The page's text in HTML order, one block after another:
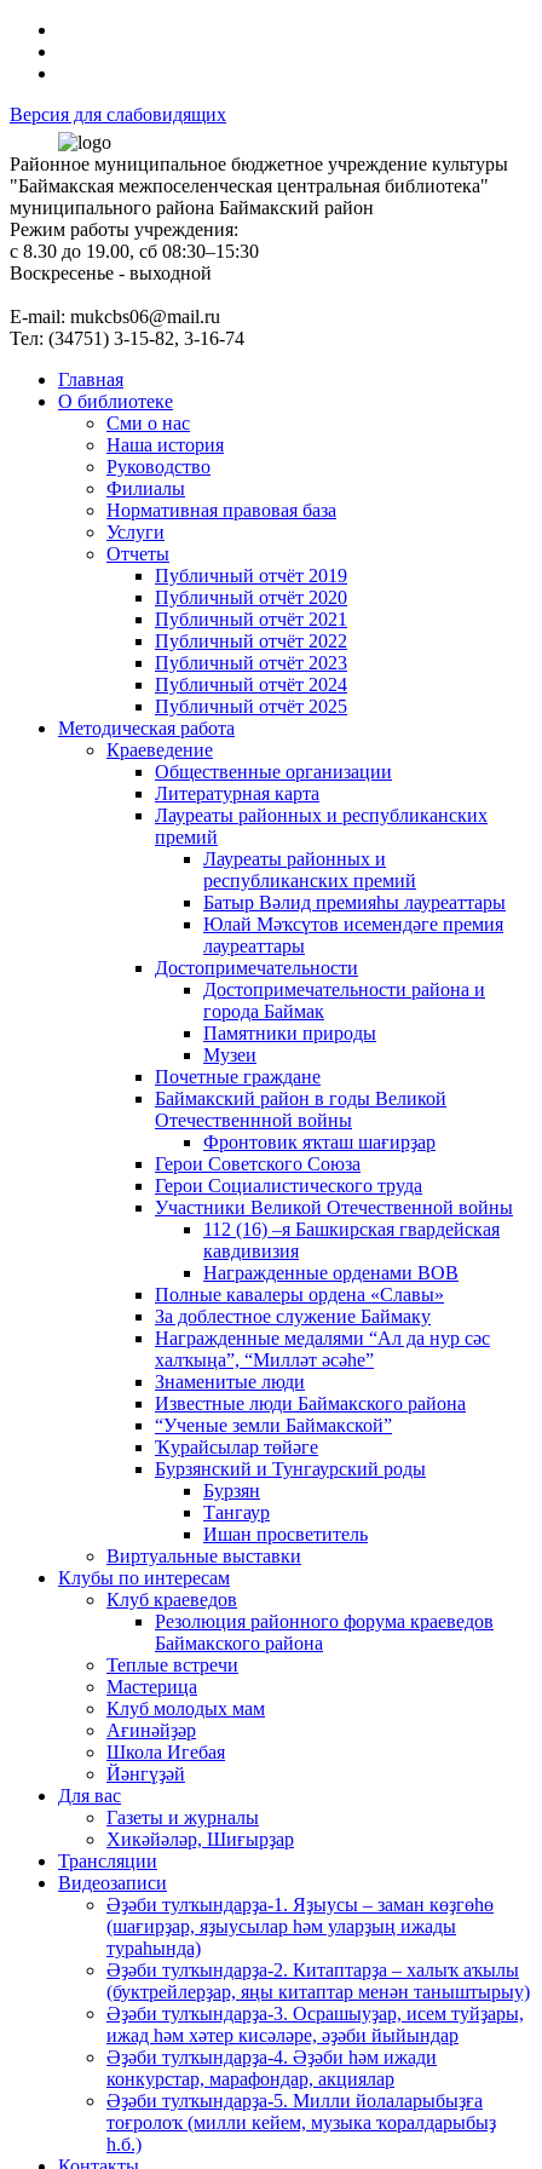
Версия для слабовидящих
Районное муниципальное бюджетное учреждение культуры
"Баймакская межпоселенческая центральная библиотека"
муниципального района Баймакский район
Режим работы учреждения:
с 8.30 до 19.00, сб 08:30–15:30
Воскресенье - выходной
Е-mail: mukcbs06@mail.ru
Тел: (34751) 3-15-82, 3-16-74
Главная
О библиотеке
Сми о нас
Наша история
Руководство
Филиалы
Нормативная правовая база
Услуги
Отчеты
Публичный отчёт 2019
Публичный отчёт 2020
Публичный отчёт 2021
Публичный отчёт 2022
Публичный отчёт 2023
Публичный отчёт 2024
Публичный отчёт 2025
Методическая работа
Краеведение
Общественные организации
Литературная карта
Лауреаты районных и республиканских
премий
Лауреаты районных и
республиканских премий
Батыр Вәлид премияһы лауреаттары
Юлай Мәҡсүтов исемендәге премия
лауреаттары
Достопримечательности
Достопримечательности района и
города Баймак
Памятники природы
Музеи
Почетные граждане
Баймакский район в годы Великой
Отечественнной войны
Фронтовик яҡташ шағирҙар
Герои Советского Союза
Герои Социалистического труда
Участники Великой Отечественной войны
112 (16) –я Башкирская гвардейская
кавдивизия
Награжденные орденами ВОВ
Полные кавалеры ордена «Славы»
За доблестное служение Баймаку
Награжденные медалями “Ал да нур сәс
халҡыңа”, “Милләт әсәһе”
Знаменитые люди
Известные люди Баймакского района
“Ученые земли Баймакской”
Ҡурайсылар төйәге
Бурзянский и Тунгаурский роды
Бурзян
Тангаур
Ишан просветитель
Виртуальные выставки
Клубы по интересам
Клуб краеведов
Резолюция районного форума краеведов
Баймакского района
Теплые встречи
Мастерица
Клуб молодых мам
Ағинәйҙәр
Школа Игебая
Йәнгүҙәй
Для вас
Газеты и журналы
Хикәйәләр, Шиғырҙар
Трансляции
Видеозаписи
Әҙәби тулҡындарҙа-1. Яҙыусы – заман көҙгөһө
(шағирҙар, яҙыусылар һәм уларҙың ижады
тураһында)
Әҙәби тулҡындарҙа-2. Китаптарҙа – халыҡ аҡылы
(буктрейлерҙар, яңы китаптар менән таныштырыу)
Әҙәби тулҡындарҙа-3. Осрашыуҙар, исем туйҙары,
ижад һәм хәтер кисәләре, әҙәби йыйындар
Әҙәби тулҡындарҙа-4. Әҙәби һәм ижади
конкурстар, марафондар, акциялар
Әҙәби тулҡындарҙа-5. Милли йолаларыбыҙға
тоғролоҡ (милли кейем, музыка ҡоралдарыбыҙ
һ.б.)